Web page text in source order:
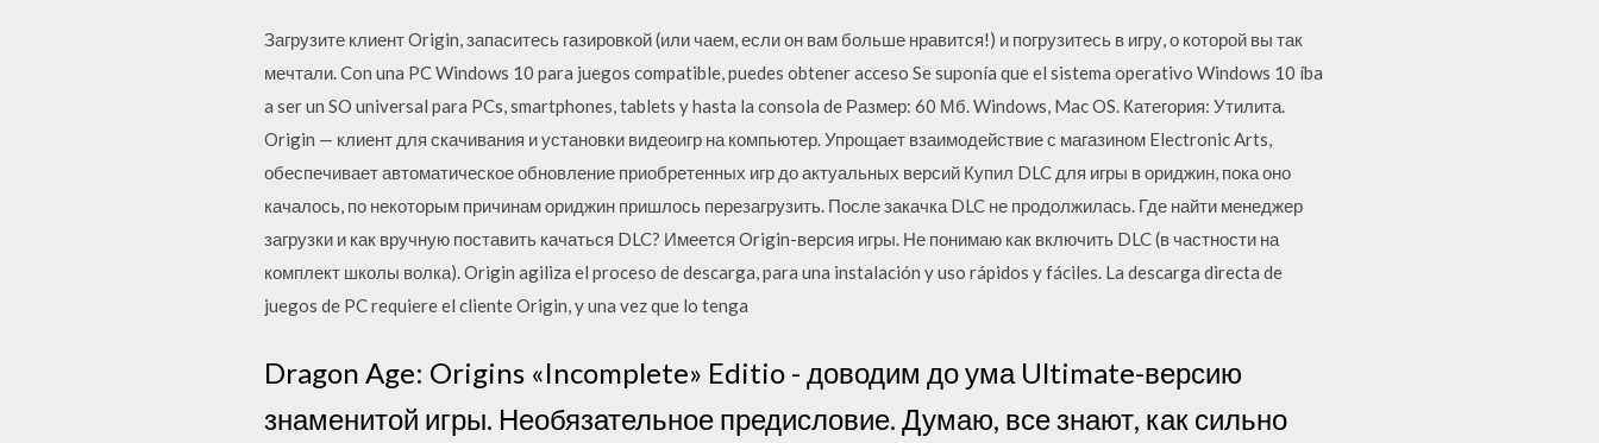
Загрузите клиент Origin, запаситесь газировкой (или чаем, если он вам больше нравится!) и погрузитесь в игру, о которой вы так
мечтали. Con una PC Windows 10 para juegos compatible, puedes obtener acceso Se suponía que el sistema operativo Windows 10 íba
a ser un SO universal para PCs, smartphones, tablets y hasta la consola de Размер: 60 Мб. Windows, Mac OS. Категория: Утилита.
Origin — клиент для скачивания и установки видеоигр на компьютер. Упрощает взаимодействие с магазином Electronic Arts,
обеспечивает автоматическое обновление приобретенных игр до актуальных версий Купил DLC для игры в ориджин, пока оно
качалось, по некоторым причинам ориджин пришлось перезагрузить. После закачка DLC не продолжилась. Где найти менеджер
загрузки и как вручную поставить качаться DLC? Имеется Origin-версия игры. Не понимаю как включить DLC (в частности на
комплект школы волка). Origin agiliza el proceso de descarga, para una instalación y uso rápidos y fáciles. La descarga directa de
juegos de PC requiere el cliente Origin, y una vez que lo tenga
Dragon Age: Origins «Incomplete» Editio - доводим до ума Ultimate-версию
знаменитой игры. Необязательное предисловие. Думаю, все знают, как сильно